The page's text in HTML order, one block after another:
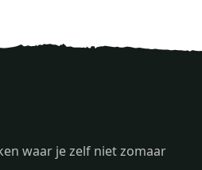
waar je zelf niet zomaar